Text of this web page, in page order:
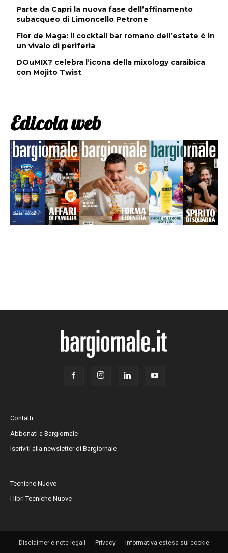
Parte da Capri la nuova fase dell’affinamento
subacqueo di Limoncello Petrone
Flor de Maga: il cocktail bar romano dell’estate è in
un vivaio di periferia
DOuMIX? celebra l’icona della mixology caraibica
con Mojito Twist
Edicola web
Contatti
Abbonati a Bargiornale
Iscriviti alla newsletter di Bargiornale
Tecniche Nuove
I libri Tecniche Nuove
Disclaimer e note legali Privacy Informativa estesa sui cookie